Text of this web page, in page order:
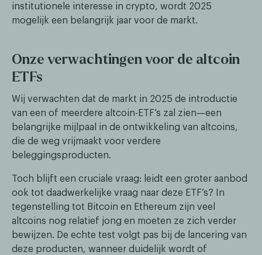
institutionele interesse in crypto, wordt 2025
mogelijk een belangrijk jaar voor de markt.
Onze verwachtingen voor de altcoin
ETFs
Wij verwachten dat de markt in 2025 de introductie
van een of meerdere altcoin-ETF’s zal zien—een
belangrijke mijlpaal in de ontwikkeling van altcoins,
die de weg vrijmaakt voor verdere
beleggingsproducten.
Toch blijft een cruciale vraag: leidt een groter aanbod
ook tot daadwerkelijke vraag naar deze ETF’s? In
tegenstelling tot Bitcoin en Ethereum zijn veel
altcoins nog relatief jong en moeten ze zich verder
bewijzen. De echte test volgt pas bij de lancering van
deze producten, wanneer duidelijk wordt of